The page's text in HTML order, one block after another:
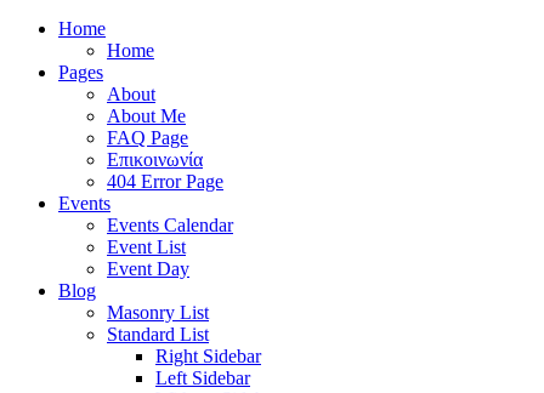
Home
Home
Pages
About
About Me
FAQ Page
Επικοινωνία
404 Error Page
Events
Events Calendar
Event List
Event Day
Blog
Masonry List
Standard List
Right Sidebar
Left Sidebar